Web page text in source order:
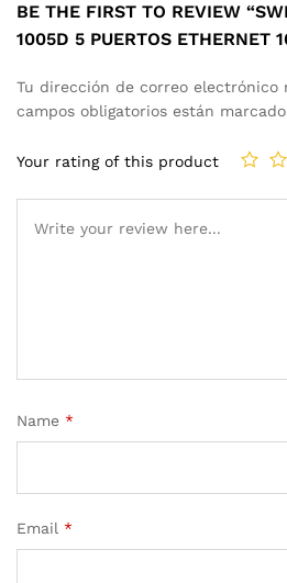
BE THE FIRST TO REVIEW
1005D 5 PUERTOS ETHERNET
Tu dirección de correo electrónico
campos obligatorios están
Your rating of this product
Name *
Email *